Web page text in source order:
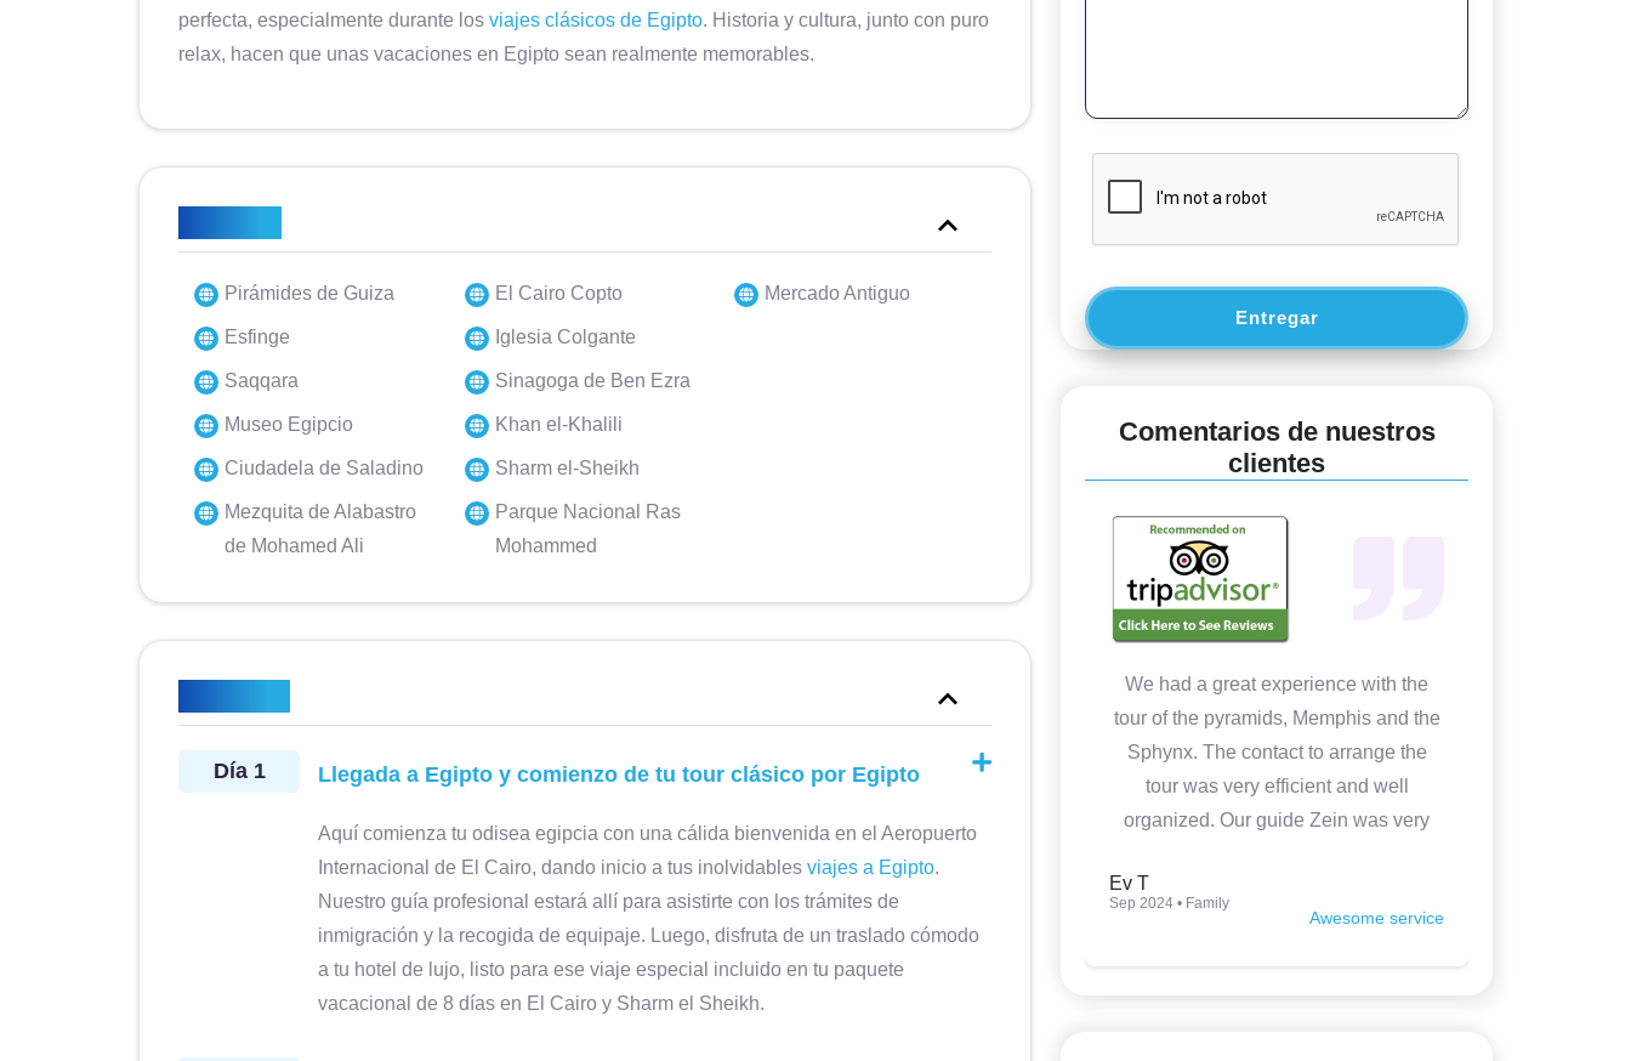
perfecta, especialmente durante los viajes clásicos de Egipto. Historia y cultura, junto con puro
relax, hacen que unas vacaciones en Egipto sean realmente memorables.
Pirámides de Guiza
Esfinge
Saqqara
Museo Egipcio
Ciudadela de Saladino
Mezquita de Alabastro
de Mohamed Ali
El Cairo Copto
Iglesia Colgante
Sinagoga de Ben Ezra
Khan el-Khalili
Sharm el-Sheikh
Parque Nacional Ras
Mohammed
Mercado Antiguo
Día 1 Llegada a Egipto y comienzo de tu tour clásico por Egipto
Aquí comienza tu odisea egipcia con una cálida bienvenida en el Aeropuerto
Internacional de El Cairo, dando inicio a tus inolvidables viajes a Egipto.
Nuestro guía profesional estará allí para asistirte con los trámites de
inmigración y la recogida de equipaje. Luego, disfruta de un traslado cómodo
a tu hotel de lujo, listo para ese viaje especial incluido en tu paquete
vacacional de 8 días en El Cairo y Sharm el Sheikh.
Entregar
Comentarios de nuestros
clientes
Mar 2025 • Friends Viaggio bellissimo
anche se impegnativo. Visto luoghi da
rimanere a bocca aperta,bello il misto
tra navigazione sul Nilo e resort. Una
mega approvazione va a Mamdouh El
non ci ha mai fatto annoiare.
Complimenti vivissimi.
Magico Egitto
organizó un itinerario a medida para
nosotros, con un alojamiento
eficiente y asistencia en italiano
durante todo el viaje. Durante nuestra
Agencia confiable y eficiente,
We had a great experience with the
tour of the pyramids, Memphis and the
Sphynx. The contact to arrange the
tour was very efficient and well
organized. Our guide Zein was very
tour very interesting. Thank you so
Ev T
Sep 2024 • Family
Awesome service